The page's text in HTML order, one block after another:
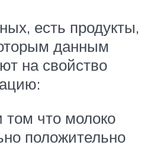
есть продукты,
данным
на свойство
что молоко
положительно